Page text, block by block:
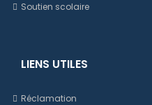
Soutien scolaire
LIENS UTILES
Réclamation